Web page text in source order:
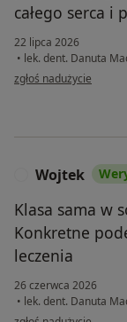
całego serca i
22 lipca 2026
• lek. dent. Danuta
w opinii użytkownika
zgłoś nadużycie
Wojtek
Klasa sama w
Konkretne
leczenia
26 czerwca 2026
• lek. dent. Danuta
w opinii użytkownika